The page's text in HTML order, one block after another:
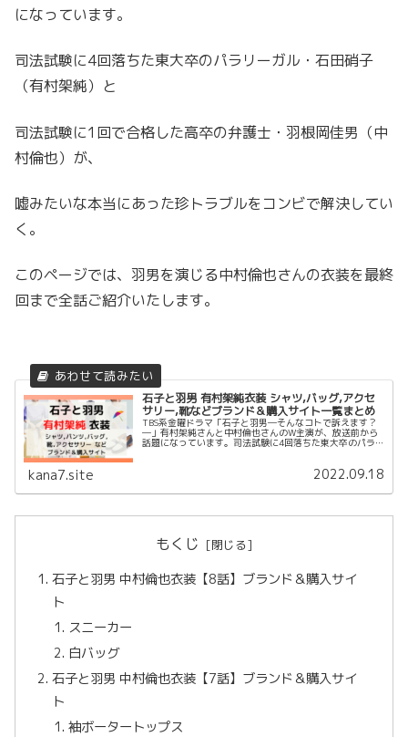
になっています。
司法試験に4回落ちた東大卒のパラリーガル・石田硝子
（有村架純）と
司法試験に1回で合格した高卒の弁護士・羽根岡佳男（中
村倫也）が、
嘘みたいな本当にあった珍トラブルをコンビで解決してい
く。
このページでは、羽男を演じる中村倫也さんの衣装を最終
回まで全話ご紹介いたします。
石子と羽男 有村架純衣装 シャツ,バッグ,アクセ
サリー,靴などブランド＆購入サイト一覧まとめ
TBS系金曜ドラマ「石子と羽男―そんなコトで訴えます？
―」有村架純さんと中村倫也さんのW主演が、放送前から
話題になっています。司法試験に4回落ちた東大卒のパラ
kana7.site 2022.09.18
もくじ
石子と羽男 中村倫也衣装【8話】ブランド＆購入サイ
ト
スニーカー
白バッグ
石子と羽男 中村倫也衣装【7話】ブランド＆購入サイ
ト
袖ボータートップス